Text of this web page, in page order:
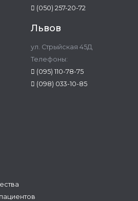
(050) 257-20-72
Львов
ул. Стрыйская 45Д
Телефоны:
(095) 110-78-75
(098) 033-10-85